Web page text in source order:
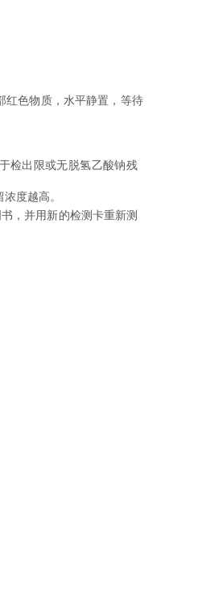
红色物质，水平静置，等待
检出限或无脱氢乙酸钠残
度越高。
，并用新的检测卡重新测